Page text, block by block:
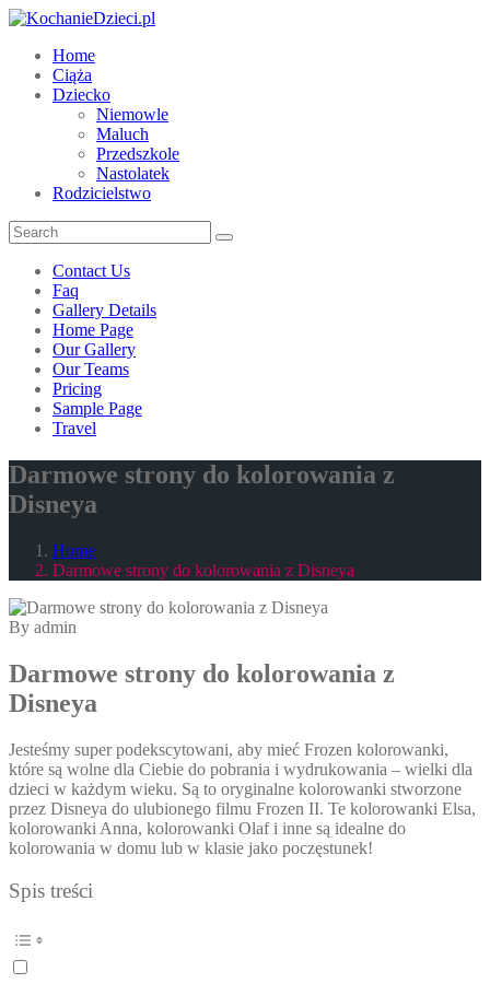
Home
Ciąża
Dziecko
Niemowle
Maluch
Przedszkole
Nastolatek
Rodzicielstwo
Contact Us
Faq
Gallery Details
Home Page
Our Gallery
Our Teams
Pricing
Sample Page
Travel
Darmowe strony do kolorowania z
Disneya
Home
Darmowe strony do kolorowania z Disneya
By admin
Darmowe strony do kolorowania z
Disneya
Jesteśmy super podekscytowani, aby mieć Frozen kolorowanki,
które są wolne dla Ciebie do pobrania i wydrukowania – wielki dla
dzieci w każdym wieku. Są to oryginalne kolorowanki stworzone
przez Disneya do ulubionego filmu Frozen II. Te kolorowanki Elsa,
kolorowanki Anna, kolorowanki Olaf i inne są idealne do
kolorowania w domu lub w klasie jako poczęstunek!
Spis treści